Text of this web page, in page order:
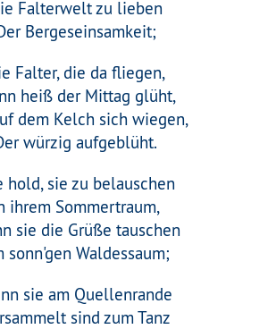
Falterwelt zu lieben
Bergeseinsamkeit;
Falter, die da fliegen,
heiß der Mittag glüht,
dem Kelch sich wiegen,
würzig aufgeblüht.
hold, sie zu belauschen
ihrem Sommertraum,
sie die Grüße tauschen
sonn'gen Waldessaum;
sie am Quellenrande
sind zum Tanz